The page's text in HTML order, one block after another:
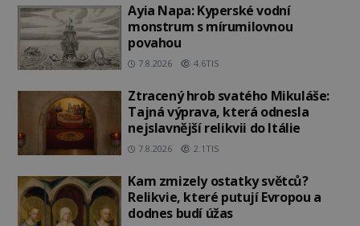
Ayia Napa: Kyperské vodní
monstrum s mírumilovnou
povahou
7.8.2026 4.6TIS
Ztracený hrob svatého Mikuláše:
Tajná výprava, která odnesla
nejslavnější relikvii do Itálie
7.8.2026 2.1TIS
Kam zmizely ostatky světců?
Relikvie, které putují Evropou a
dodnes budí úžas